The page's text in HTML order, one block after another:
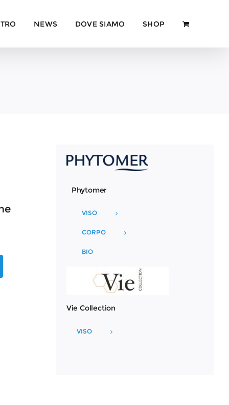
NEWS DOVE SIAMO SHOP
Phytomer
VISO
CORPO
BIO
Vie Collection
VISO